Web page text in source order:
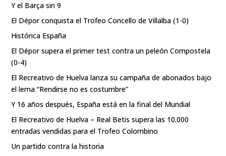
Y el Barça sin 9
El Dépor conquista el Trofeo Concello de Villalba (1-0)
Histórica España
El Dépor supera el primer test contra un peleón Compostela
(0-4)
El Recreativo de Huelva lanza su campaña de abonados bajo
el lema “Rendirse no es costumbre”
Y 16 años después, España está en la final del Mundial
El Recreativo de Huelva – Real Betis supera las 10.000
entradas vendidas para el Trofeo Colombino
Un partido contra la historia